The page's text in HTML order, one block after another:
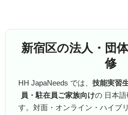
新宿区の法人・団
修
HH JapaNeeds では、 技能実習
員・駐在員ご家族向けの 日本
す。対面・オンライン・ハイブ